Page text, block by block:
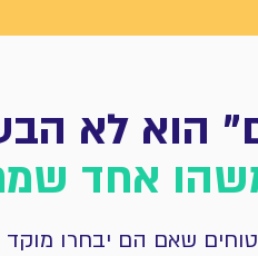
הוא לא
אחד
שאם הם יבחרו